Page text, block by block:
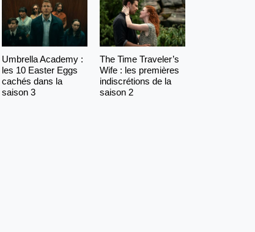
Umbrella Academy :
les 10 Easter Eggs
cachés dans la
saison 3
The Time Traveler’s
Wife : les premières
indiscrétions de la
saison 2